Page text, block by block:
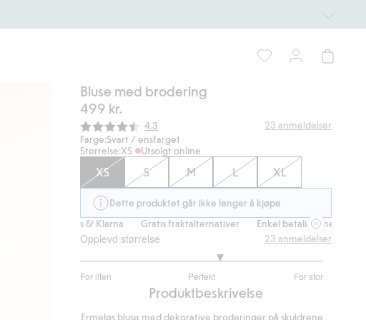
Bluse med brodering
499 kr.
Gjennomsnittskarakter:
4.3 23 anmeldelser
Farge:Svart / ensfarget
Størrelse:XS Utsolgt online
XS S M L XL
Dette produktet går ikke lenger å kjøpe
med Vipps & Klarna Gratis fraktalternativer Enkel betaling med Vipps &
Opplevd størrelse
For liten Perfekt For stor
av
23 anmeldelser
Produktbeskrivelse
Ermeløs bluse med dekorative broderinger på skuldrene